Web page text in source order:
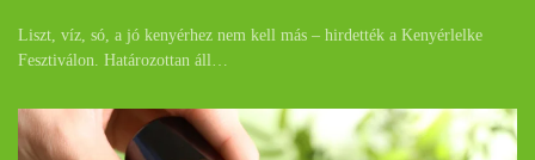
Liszt, víz, só, a jó kenyérhez nem kell más – hirdették a Kenyérlelke
Fesztiválon. Határozottan áll…